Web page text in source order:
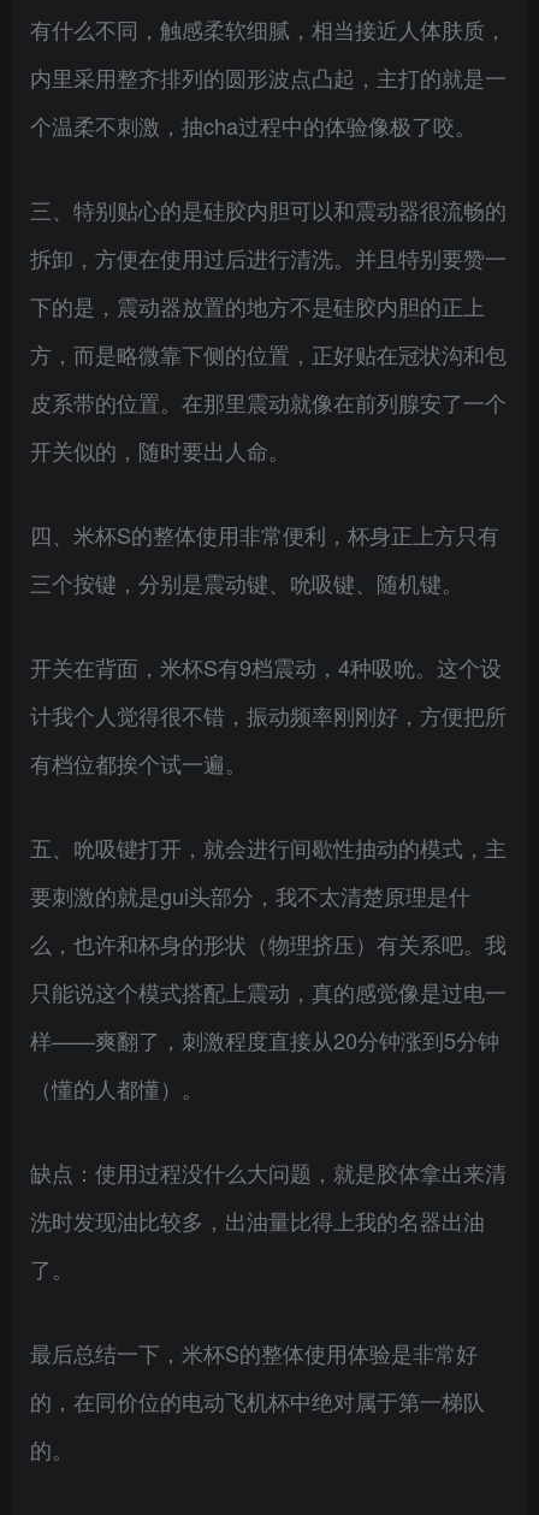
有什么不同，触感柔软细腻，相当接近人体肤质，
内里采用整齐排列的圆形波点凸起，主打的就是一
个温柔不刺激，抽cha过程中的体验像极了咬。
三、特别贴心的是硅胶内胆可以和震动器很流畅的
拆卸，方便在使用过后进行清洗。并且特别要赞一
下的是，震动器放置的地方不是硅胶内胆的正上
方，而是略微靠下侧的位置，正好贴在冠状沟和包
皮系带的位置。在那里震动就像在前列腺安了一个
开关似的，随时要出人命。
四、米杯S的整体使用非常便利，杯身正上方只有
三个按键，分别是震动键、吮吸键、随机键。
开关在背面，米杯S有9档震动，4种吸吮。这个设
计我个人觉得很不错，振动频率刚刚好，方便把所
有档位都挨个试一遍。
五、吮吸键打开，就会进行间歇性抽动的模式，主
要刺激的就是gui头部分，我不太清楚原理是什
么，也许和杯身的形状（物理挤压）有关系吧。我
只能说这个模式搭配上震动，真的感觉像是过电一
样——爽翻了，刺激程度直接从20分钟涨到5分钟
（懂的人都懂）。
缺点：使用过程没什么大问题，就是胶体拿出来清
洗时发现油比较多，出油量比得上我的名器出油
了。
最后总结一下，米杯S的整体使用体验是非常好
的，在同价位的电动飞机杯中绝对属于第一梯队
的。